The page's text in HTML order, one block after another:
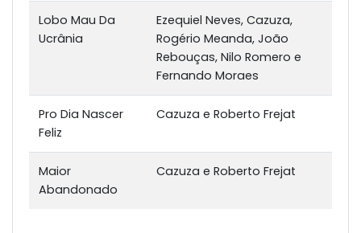
Lobo Mau Da
Ucrânia
Ezequiel Neves, Cazuza,
Rogério Meanda, João
Rebouças, Nilo Romero e
Fernando Moraes
Pro Dia Nascer
Feliz
Cazuza e Roberto Frejat
Maior
Abandonado
Cazuza e Roberto Frejat